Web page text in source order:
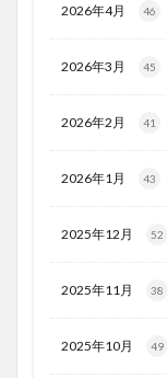
2026年4月 46
2026年3月 45
2026年2月 41
2026年1月 43
2025年12月 52
2025年11月 38
2025年10月 49